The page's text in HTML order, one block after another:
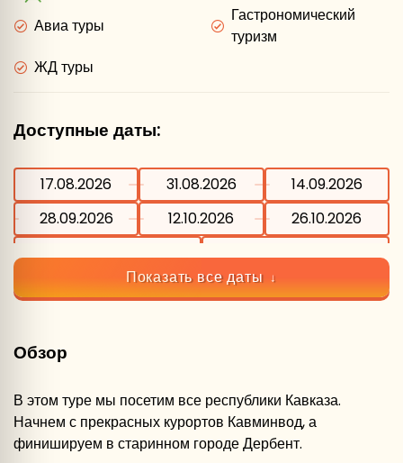
Авиа туры
Гастрономический
туризм
ЖД туры
Доступные даты:
17.08.2026 31.08.2026
14.09.2026
28.09.2026
12.10.2026
26.10.2026
09.11.2026
23.11.2026
Показать все даты
Обзор
В этом туре мы посетим все республики Кавказа.
Начнем с прекрасных курортов Кавминвод, а
финишируем в старинном городе Дербент.